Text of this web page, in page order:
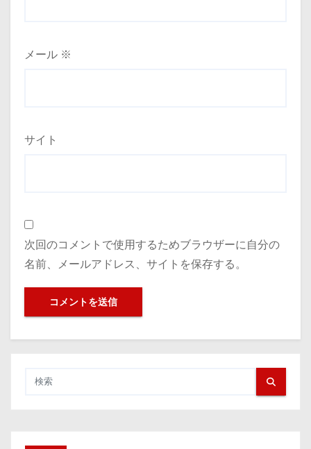
メール ※
サイト
次回のコメントで使用するためブラウザーに自分の
名前、メールアドレス、サイトを保存する。